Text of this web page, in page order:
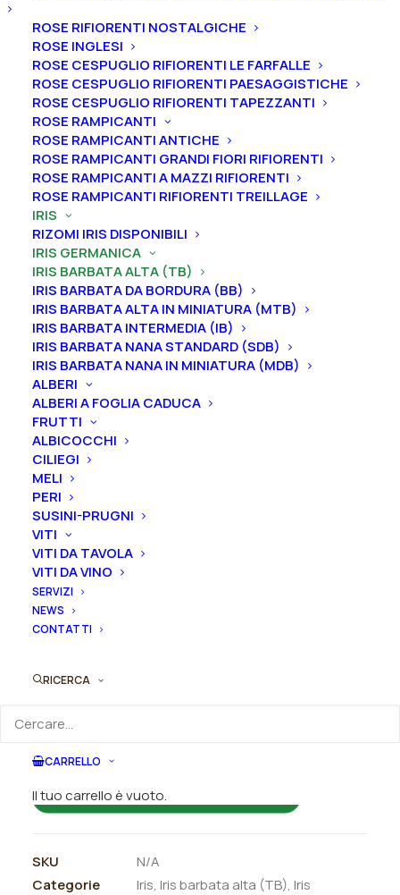
ROSE RIFIORENTI NOSTALGICHE
ROSE INGLESI
ROSE CESPUGLIO RIFIORENTI LE FARFALLE
ROSE CESPUGLIO RIFIORENTI PAESAGGISTICHE
ROSE CESPUGLIO RIFIORENTI TAPEZZANTI
ROSE RAMPICANTI
ROSE RAMPICANTI ANTICHE
ROSE RAMPICANTI GRANDI FIORI RIFIORENTI
ROSE RAMPICANTI A MAZZI RIFIORENTI
ROSE RAMPICANTI RIFIORENTI TREILLAGE
IRIS
RIZOMI IRIS DISPONIBILI
IRIS GERMANICA
IRIS BARBATA ALTA (TB)
IRIS BARBATA DA BORDURA (BB)
IRIS BARBATA ALTA IN MINIATURA (MTB)
IRIS BARBATA INTERMEDIA (IB)
IRIS BARBATA NANA STANDARD (SDB)
IRIS BARBATA NANA IN MINIATURA (MDB)
ALBERI
ALBERI A FOGLIA CADUCA
FRUTTI
ALBICOCCHI
CILIEGI
MELI
PERI
SUSINI-PRUGNI
VITI
VITI DA TAVOLA
VITI DA VINO
SERVIZI
NEWS
CONTATTI
RICERCA
CARRELLO
Il tuo carrello è vuoto.
Iris germanica “Margin
Call”
From7,00€
L’iris germanica “Margin Call” havessilli giallo assenzio,
ali bianco ostrica di fondo, bordo concorde, fascia
esterna rosso-viola più scura, barbe giallo mais
pallido, lavanda tenue all’estremità. Altezza 89 cm.
Fioritura intermedia.
Iris in vasosono disponibili inqualsiasi periodo
mentre irizomidi Irissonodisponibili solo nel
periodo che vada luglio a settembre.
Formato
Iris
germanica
"Margin
Call"Ordina subito questo prodotto!
ORDINA VIA MAIL
SKU
N/A
Categorie
Iris, Iris barbata alta (TB), Iris